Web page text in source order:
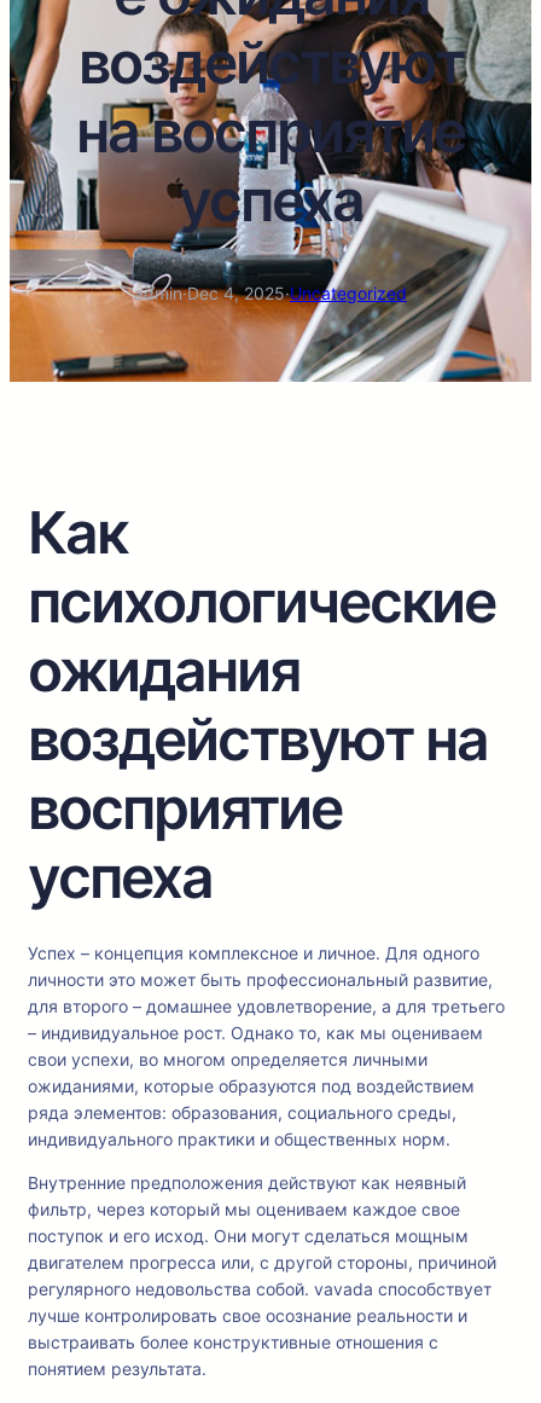
воздействуют
на восприятие
успеха
admin·Dec 4, 2025·Uncategorized
Как
психологические
ожидания
воздействуют на
восприятие
успеха
Успех – концепция комплексное и личное. Для одного
личности это может быть профессиональный развитие,
для второго – домашнее удовлетворение, а для третьего
– индивидуальное рост. Однако то, как мы оцениваем
свои успехи, во многом определяется личными
ожиданиями, которые образуются под воздействием
ряда элементов: образования, социального среды,
индивидуального практики и общественных норм.
Внутренние предположения действуют как неявный
фильтр, через который мы оцениваем каждое свое
поступок и его исход. Они могут сделаться мощным
двигателем прогресса или, с другой стороны, причиной
регулярного недовольства собой. vavada способствует
лучше контролировать свое осознание реальности и
выстраивать более конструктивные отношения с
понятием результата.